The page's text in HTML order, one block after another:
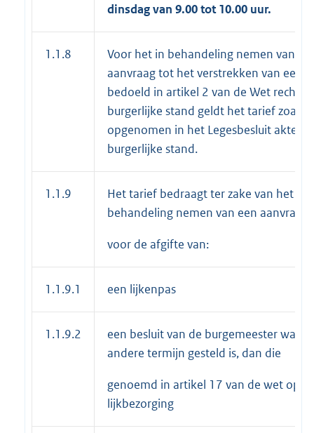
dinsdag van 9.00 tot 10.00 uur.
1.1.8
Voor het in behandeling nemen van
aanvraag tot het verstrekken van een
bedoeld in artikel 2 van de Wet rechten
burgerlijke stand geldt het tarief zoals
opgenomen in het Legesbesluit akten
burgerlijke stand.
1.1.9
Het tarief bedraagt ter zake van het in
behandeling nemen van een aanvraag
voor de afgifte van:
1.1.9.1 een lijkenpas
1.1.9.2
een besluit van de burgemeester
andere termijn gesteld is, dan die
genoemd in artikel 17 van de wet op
lijkbezorging